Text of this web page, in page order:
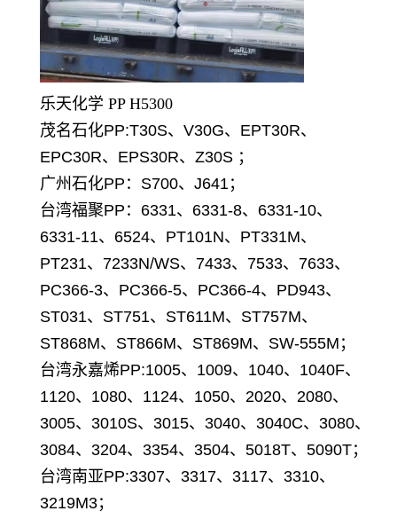
乐天化学 PP H5300
茂名石化PP:T30S、V30G、EPT30R、
EPC30R、EPS30R、Z30S ；
广州石化PP：S700、J641；
台湾福聚PP：6331、6331-8、6331-10、
6331-11、6524、PT101N、PT331M、
PT231、7233N/WS、7433、7533、7633、
PC366-3、PC366-5、PC366-4、PD943、
ST031、ST751、ST611M、ST757M、
ST868M、ST866M、ST869M、SW-555M；
台湾永嘉烯PP:1005、1009、1040、1040F、
1120、1080、1124、1050、2020、2080、
3005、3010S、3015、3040、3040C、3080、
3084、3204、3354、3504、5018T、5090T；
台湾南亚PP:3307、3317、3117、3310、
3219M3；